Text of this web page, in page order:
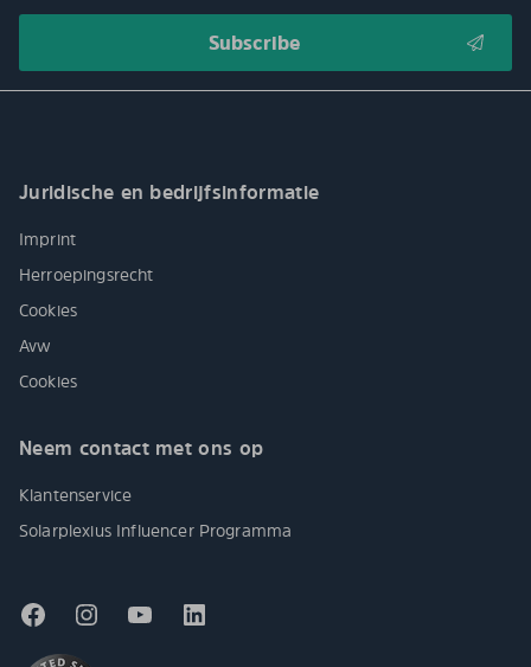
Juridische en bedrijfsinformatie
Imprint
Herroepingsrecht
Cookies
Avw
Cookies
Neem contact met ons op
Klantenservice
Solarplexius Influencer Programma